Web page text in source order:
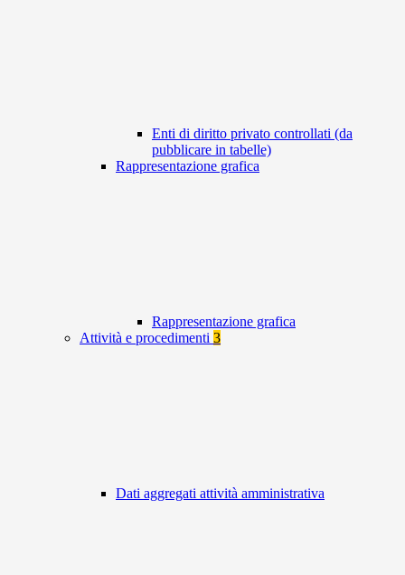
Enti di diritto privato controllati (da
pubblicare in tabelle)
Rappresentazione grafica
Rappresentazione grafica
Attività e procedimenti 3
Dati aggregati attività amministrativa